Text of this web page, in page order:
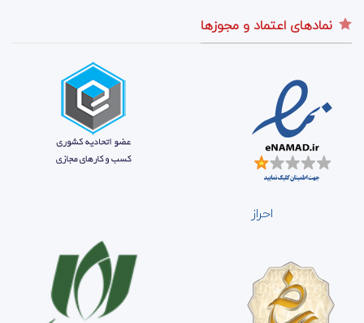
نمادهای اعتماد و مجوزها
احراز